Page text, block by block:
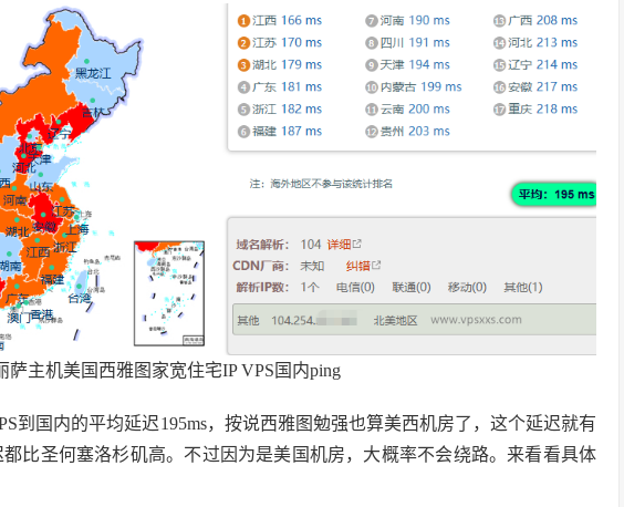
萨主机美国西雅图家宽住宅IP VPS国内ping
到国内的平均延迟195ms，按说西雅图勉强也算美西机房了，这个延迟就有
比圣何塞洛杉矶高。不过因为是美国机房，大概率不会绕路。来看看具体